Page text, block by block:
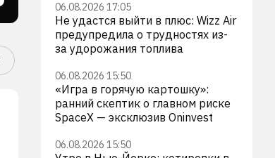
06.08.2026 17:05
Не удастся выйти в плюс: Wizz Air
предупредила о трудностях из-
за удорожания топлива
06.08.2026 15:50
«Игра в горячую картошку»:
ранний скептик о главном риске
SpaceX — эксклюзив Oninvest
06.08.2026 15:50